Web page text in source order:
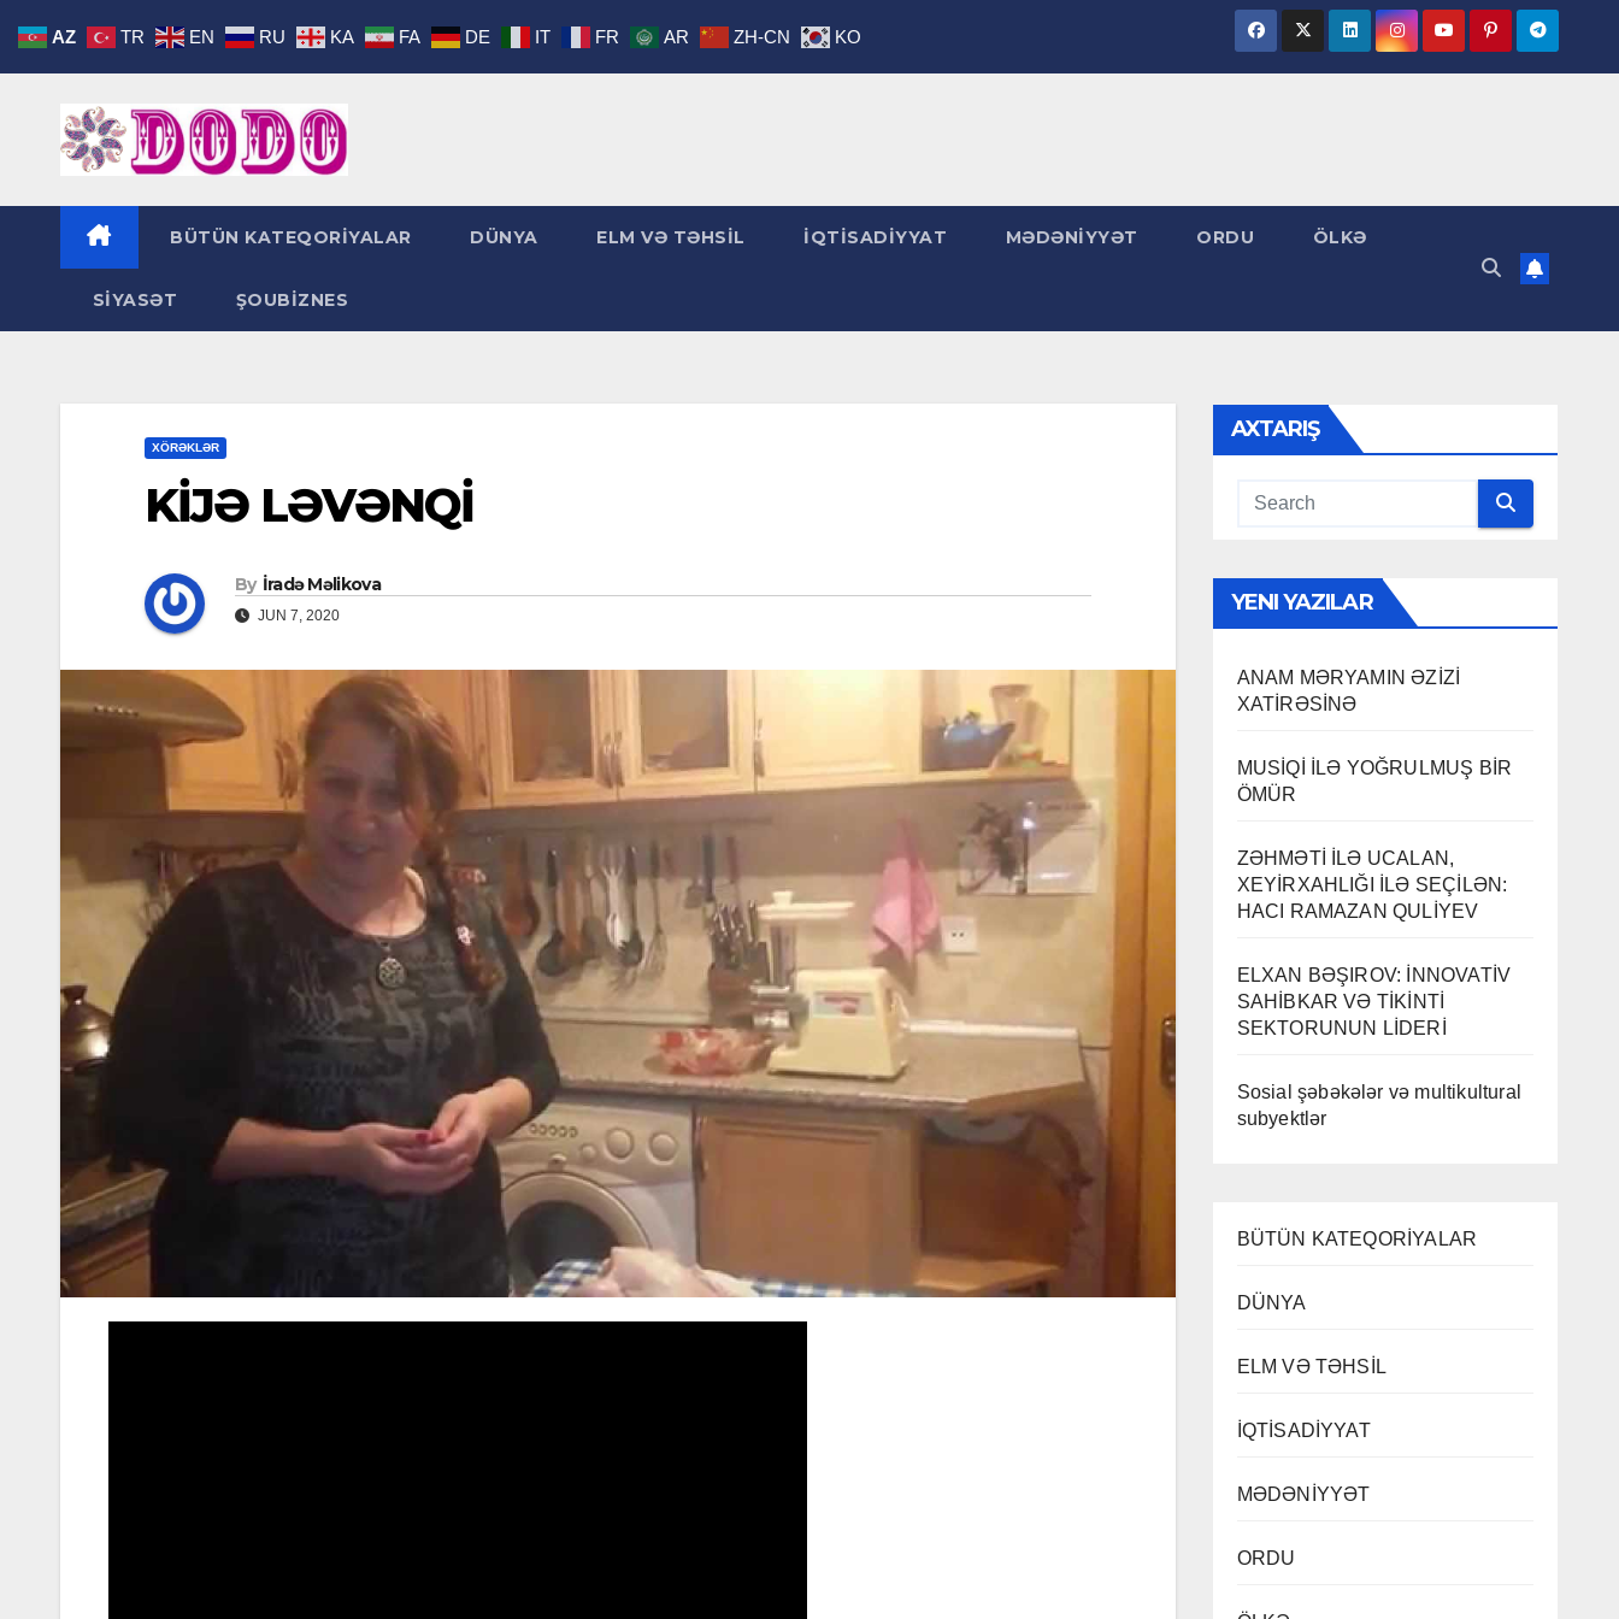
BÜTÜN KATEQORİYALAR DÜNYA ELM VƏ TƏHSİL İQTİSADİYYAT MƏDƏNİYYƏT ORDU ÖLKƏ
SİYASƏT ŞOUBİZNES
XÖRƏKLƏR
KİJƏ LƏVƏNQİ
By İradə Məlikova
JUN 7, 2020
AXTARIŞ
YENI YAZILAR
ANAM MƏRYAMIN ƏZİZİ
XATİRƏSİNƏ
MUSİQİ İLƏ YOĞRULMUŞ BİR
ÖMÜR
ZƏHMƏTİ İLƏ UCALAN,
XEYİRXAHLIĞI İLƏ SEÇİLƏN:
HACI RAMAZAN QULİYEV
ELXAN BƏŞIROV: İNNOVATİV
SAHİBKAR VƏ TİKİNTİ
SEKTORUNUN LİDERİ
Sosial şəbəkələr və multikultural
subyektlər
BÜTÜN KATEQORİYALAR
DÜNYA
ELM VƏ TƏHSİL
İQTİSADİYYAT
MƏDƏNİYYƏT
ORDU
AZ TR EN RU KA FA DE IT FR AR ZH-CN KO